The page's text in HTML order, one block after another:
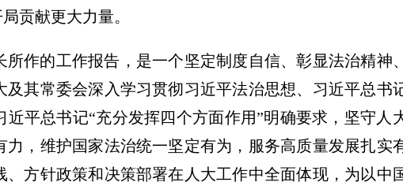
贡献更大力量。
作的工作报告，是一个坚定制度自信、彰显法治精神
其常委会深入学习贯彻习近平法治思想、习近平总书
平总书记“充分发挥四个方面作用”明确要求，坚守人
，维护国家法治统一坚定有为，服务高质量发展扎实
方针政策和决策部署在人大工作中全面体现，为以中